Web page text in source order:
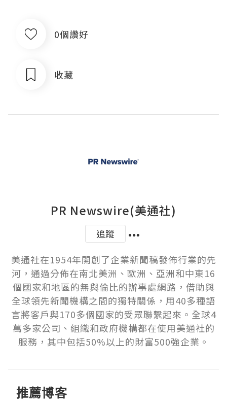
0個讚好
收藏
PR Newswire(美通社)
追蹤
美通社在1954年開創了企業新聞稿發佈行業的先
河，通過分佈在南北美洲、歐洲、亞洲和中東16
個國家和地區的無與倫比的辦事處網路，借助與
全球領先新聞機構之間的獨特關係，用40多種語
言將客戶與170多個國家的受眾聯繫起來。全球4
萬多家公司、組織和政府機構都在使用美通社的
服務，其中包括50%以上的財富500強企業。
推薦博客